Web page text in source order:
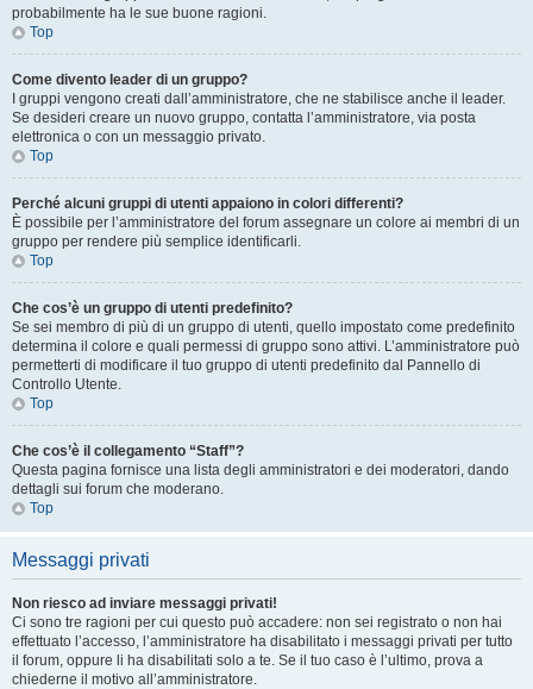
probabilmente ha le sue buone ragioni.
Top
Come divento leader di un gruppo?
I gruppi vengono creati dall’amministratore, che ne stabilisce anche il leader.
Se desideri creare un nuovo gruppo, contatta l’amministratore, via posta
elettronica o con un messaggio privato.
Top
Perché alcuni gruppi di utenti appaiono in colori differenti?
È possibile per l’amministratore del forum assegnare un colore ai membri di un
gruppo per rendere più semplice identificarli.
Top
Che cos’è un gruppo di utenti predefinito?
Se sei membro di più di un gruppo di utenti, quello impostato come predefinito
determina il colore e quali permessi di gruppo sono attivi. L’amministratore può
permetterti di modificare il tuo gruppo di utenti predefinito dal Pannello di
Controllo Utente.
Top
Che cos’è il collegamento “Staff”?
Questa pagina fornisce una lista degli amministratori e dei moderatori, dando
dettagli sui forum che moderano.
Top
Messaggi privati
Non riesco ad inviare messaggi privati!
Ci sono tre ragioni per cui questo può accadere: non sei registrato o non hai
effettuato l’accesso, l’amministratore ha disabilitato i messaggi privati per tutto
il forum, oppure li ha disabilitati solo a te. Se il tuo caso è l’ultimo, prova a
chiederne il motivo all’amministratore.